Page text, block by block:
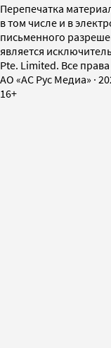
Перепечатка
в том числе и в
письменного
является
Pte. Limited. Все
AO «АС Рус Медиа» ·
16+